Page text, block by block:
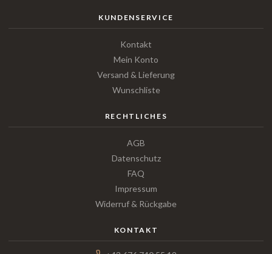
KUNDENSERVICE
Kontakt
Mein Konto
Versand & Lieferung
Wunschliste
RECHTLICHES
AGB
Datenschutz
FAQ
Impressum
Widerruf & Rückgabe
KONTAKT